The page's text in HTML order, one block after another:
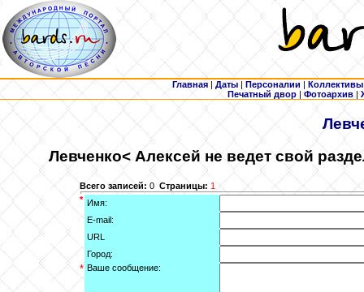
Главная | Даты | Персоналии | Коллективы
Печатный двор |Фотоархив |
Левченко< Алексей не ведет свой
Всего записей: 0 Страницы: 1
* Имя:
E-mail:
URL
Город:
* Ваше сообщение: